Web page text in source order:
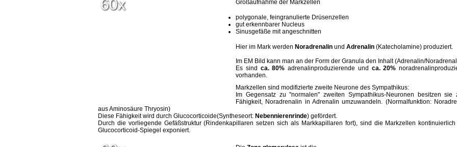
60x Großaufnahme der Markzellen
polygonale, feingranulierte Drüsenzellen
gut erkennbarer Nucleus
Sinusgefäße mit angeschnitten
Hier im Mark werden Noradrenalin und Adrenalin (Katecholamine) produziert.
Im EM Bild kann man an der Form der Granula den Inhalt (Adrenalin/
Es sind ca. 80% adrenalinproduzierende und ca. 20%
vorhanden.
Markzellen sind modifizierte zweite Neurone des Sympathikus:
Im Gegensatz zu "normalen" zweiten Sympathikus-Neuronen besitzen sie
Fähigkeit, Noradrenalin in Adrenalin umzuwandeln. (Normalfunktion:
aus Aminosäure Thryosin)
Diese Fähigkeit wird durch Glucocorticoide(Syntheseort: Nebennierenrinde) gefördert.
Durch die vorliegende Gefäßstruktur (Rindenkapillaren setzen sich als Markkapillaren fort), sind die Markzellen
Glucocorticoid-Spiegel exponiert.